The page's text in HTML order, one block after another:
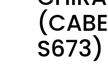
S673)